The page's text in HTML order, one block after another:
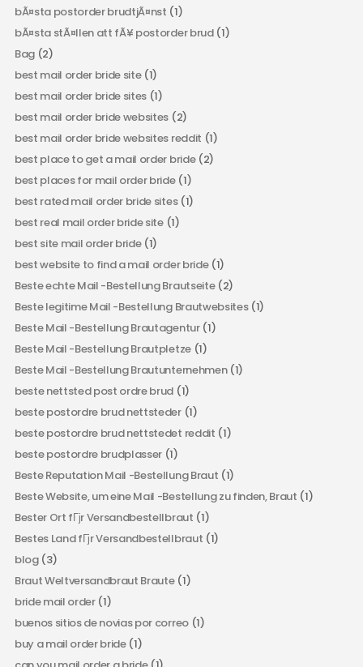
bÃ¤sta postorder brudtjÃ¤nst (1)
bÃ¤sta stÃ¤llen att fÃ¥ postorder brud(1)
Bag(2)
best mail order bride site(1)
best mail order bride sites (1)
best mail order bride websites (2)
best mail order bride websites reddit (1)
best place to get a mail order bride(2)
best places for mail order bride(1)
best rated mail order bride sites(1)
best real mail order bride site(1)
best site mail order bride(1)
best website to find a mail order bride(1)
Beste echte Mail -Bestellung Brautseite(2)
Beste legitime Mail -Bestellung Brautwebsites(1)
Beste Mail -Bestellung Brautagentur(1)
Beste Mail -Bestellung Brautpletze(1)
Beste Mail -Bestellung Brautunternehmen(1)
beste nettsted post ordre brud (1)
beste postordre brud nettsteder(1)
beste postordre brud nettstedet reddit (1)
beste postordre brudplasser (1)
Beste Reputation Mail -Bestellung Braut (1)
Beste Website, um eine Mail -Bestellung zu finden, Braut (1)
Bester Ort fГјr Versandbestellbraut (1)
Bestes Land fГјr Versandbestellbraut (1)
blog(3)
Braut Weltversandbraut Braute(1)
bride mail order(1)
buenos sitios de novias por correo(1)
buy a mail order bride(1)